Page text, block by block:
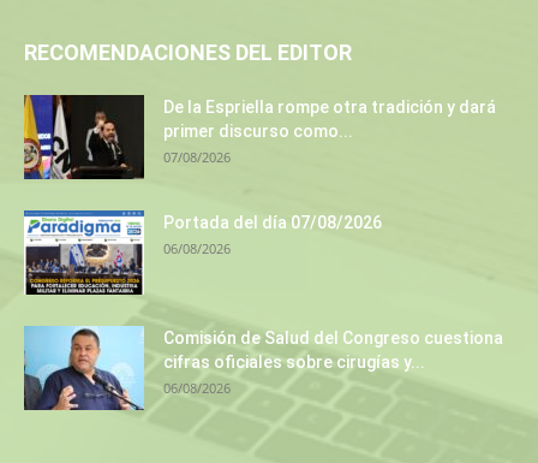
RECOMENDACIONES DEL EDITOR
De la Espriella rompe otra tradición y dará
primer discurso como...
07/08/2026
Portada del día 07/08/2026
06/08/2026
Comisión de Salud del Congreso cuestiona
cifras oficiales sobre cirugías y...
06/08/2026